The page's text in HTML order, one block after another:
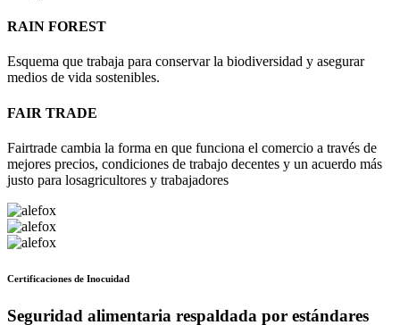
RAIN FOREST
Esquema que trabaja para conservar la biodiversidad y asegurar
medios de vida sostenibles.
FAIR TRADE
Fairtrade cambia la forma en que funciona el comercio a través de
mejores precios, condiciones de trabajo decentes y un acuerdo más
justo para losagricultores y trabajadores
Certificaciones de Inocuidad
Seguridad alimentaria respaldada por estándares